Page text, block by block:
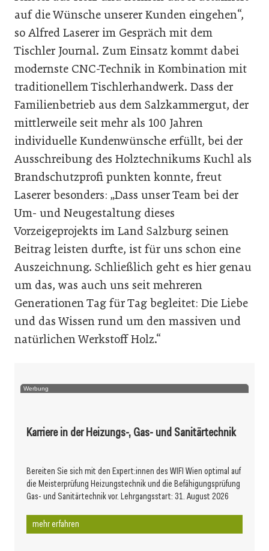
auf die Wünsche unserer Kunden eingehen“,
so Alfred Laserer im Gespräch mit dem
Tischler Journal. Zum Einsatz kommt dabei
modernste CNC-Technik in Kombination mit
traditionellem Tischlerhandwerk. Dass der
Familienbetrieb aus dem Salzkammergut, der
mittlerweile seit mehr als 100 Jahren
individuelle Kundenwünsche erfüllt, bei der
Ausschreibung des Holztechnikums Kuchl als
Brandschutzprofi punkten konnte, freut
Laserer besonders: „Dass unser Team bei der
Um- und Neugestaltung dieses
Vorzeigeprojekts im Land Salzburg seinen
Beitrag leisten durfte, ist für uns schon eine
Auszeichnung. Schließlich geht es hier genau
um das, was auch uns seit mehreren
Generationen Tag für Tag begleitet: Die Liebe
und das Wissen rund um den massiven und
natürlichen Werkstoff Holz.“
Werbung
Karriere in der Heizungs-, Gas- und Sanitärtechnik
Bereiten Sie sich mit den Expert:innen des WIFI Wien optimal auf
die Meisterprüfung Heizungstechnik und die Befähigungsprüfung
Gas- und Sanitärtechnik vor. Lehrgangsstart: 31. August 2026
mehr erfahren